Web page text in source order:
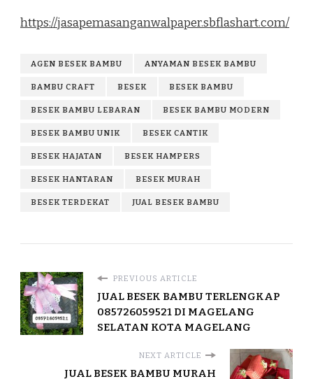
https://jasapemasanganwalpaper.sbflashart.com/
AGEN BESEK BAMBU ANYAMAN BESEK BAMBU
BAMBU CRAFT BESEK BESEK BAMBU
BESEK BAMBU LEBARAN BESEK BAMBU MODERN
BESEK BAMBU UNIK BESEK CANTIK
BESEK HAJATAN BESEK HAMPERS
BESEK HANTARAN BESEK MURAH
BESEK TERDEKAT JUAL BESEK BAMBU
PREVIOUS ARTICLE
JUAL BESEK BAMBU TERLENGKAP
085726059521 DI MAGELANG
SELATAN KOTA MAGELANG
NEXT ARTICLE
JUAL BESEK BAMBU MURAH